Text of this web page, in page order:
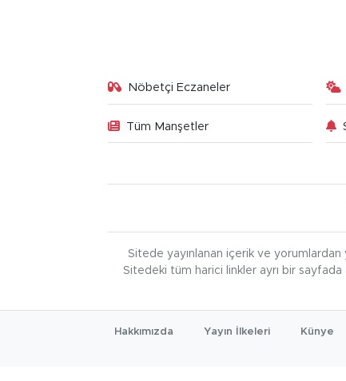
Nöbetçi Eczaneler
Tüm Manşetler
Sitede yayınlanan içerik ve yorumlardan
Sitedeki tüm harici linkler ayrı bir sayfada
Hakkımızda Yayın İlkeleri Künye